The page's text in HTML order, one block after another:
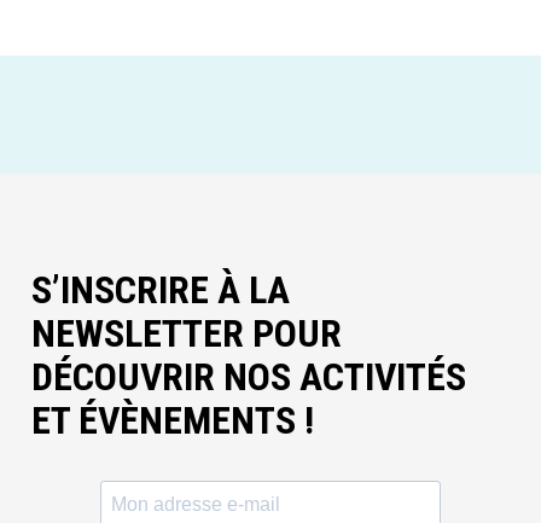
S’INSCRIRE À LA
NEWSLETTER POUR
DÉCOUVRIR NOS ACTIVITÉS
ET ÉVÈNEMENTS !